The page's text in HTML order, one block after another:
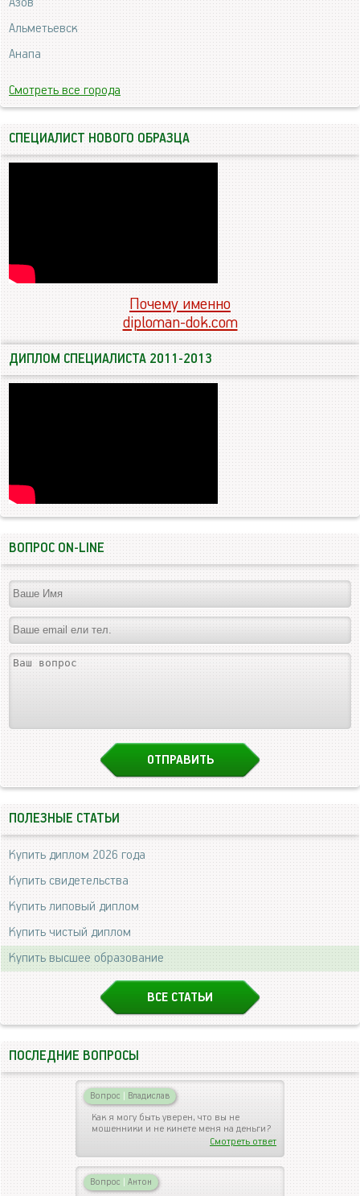
Альметьевск
Анапа
Смотреть все города
СПЕЦИАЛИСТ НОВОГО ОБРАЗЦА
Почему именно
diploman-dok.com
ДИПЛОМ СПЕЦИАЛИСТА 2011-2013
ВОПРОС ON-LINE
ПОЛЕЗНЫЕ СТАТЬИ
Купить диплом 2026 года
Купить свидетельства
Купить липовый диплом
Купить чистый диплом
Купить высшее образование
ВСЕ СТАТЬИ
ПОСЛЕДНИЕ ВОПРОСЫ
Вопрос | Владислав
Как я могу быть уверен, что вы не
мошенники и не кинете меня на деньги?
Смотреть ответ
Вопрос | Антон